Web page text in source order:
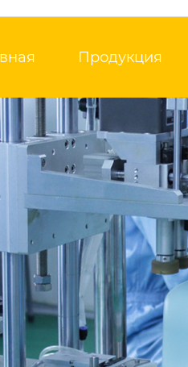
Продукция